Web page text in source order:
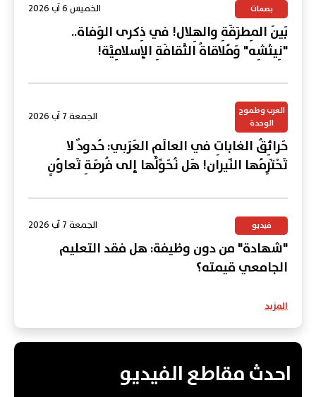
بصمات الخميس 6 آب 2026
بَينَ المِطرَقَةِ والهِلال! في ذِكرى الوَفاة..
"نِيتْشِه" وَمُلاقاةُ الثَّقافَةِ الإسلامِيَّة!
العرب وطموح
الوحدة
الجمعة 7 آب 2026
حَرائِقُ الغاباتِ في العالَمِ العَرَبي: حُدودٌ لا
تَحْتَرِمُها النّيران! هَل نُحَوِّلُها إلى فُرصَةِ تَعاوُنٍ
فيديو الجمعة 7 آب 2026
"شهادة" من دون وظيفة: هل فقد التعليم
الجامعي قيمته؟
المزيد
احدث مقاطع الفيديو